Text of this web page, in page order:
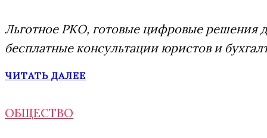
Льготное РКО, готовые цифровые решения
бесплатные консультации юристов и
ЧИТАТЬ ДАЛЕЕ
ОБЩЕСТВО